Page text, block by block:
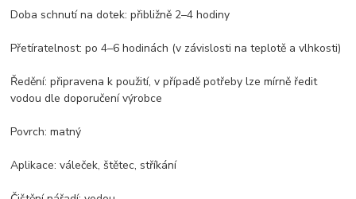
Doba schnutí na dotek: přibližně 2–4 hodiny
Přetíratelnost: po 4–6 hodinách (v závislosti na teplotě a vlhkosti)
Ředění: připravena k použití, v případě potřeby lze mírně ředit
vodou dle doporučení výrobce
Povrch: matný
Aplikace: váleček, štětec, stříkání